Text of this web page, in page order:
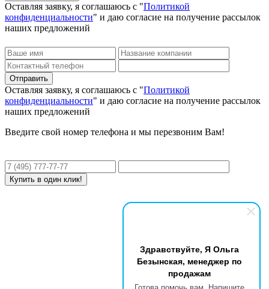
Здравствуйте, Я Ольга
Безынская, менеджер по
продажам
Оставляя заявку, я соглашаюсь с "Политикой
конфиденциальности" и даю согласие на получение рассылок
наших предложений
Оставляя заявку, я соглашаюсь с "Политикой
конфиденциальности" и даю согласие на получение рассылок
наших предложений
Введите свой номер телефона и мы перезвоним Вам!